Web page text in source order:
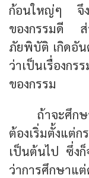
ก้อนใหญ่ๆ จึง
ของกรรมดี ส่ว
ภัยพิบัติ เกิดอัน
ว่าเป็นเรื่องกร
ของกรรม
ถ้าจะศึก
ต้องเริ่มตั้งแต่
เป็นต้นไป ซึ่งก็
ว่าการศึกษาแ